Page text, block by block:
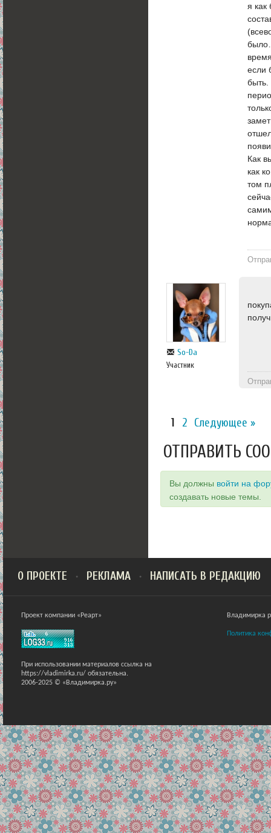
я как
если
быть.
Как
как
том
So-Da
Участник
1 2 Следующее »
ОТПРАВИТЬ
Вы должны войти на
создавать новые темы.
О ПРОЕКТЕ РЕКЛАМА НАПИСАТЬ В РЕДАКЦИЮ
Проект компании «Реарт»
При использовании материалов ссылка на
https://vladimirka.ru/ обязательна.
2006-2025 © «Владимирка.ру»
Владимирка
Политика